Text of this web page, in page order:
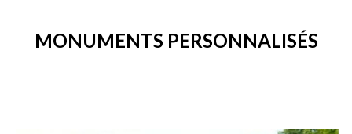
MONUMENTS PERSONNALISÉS